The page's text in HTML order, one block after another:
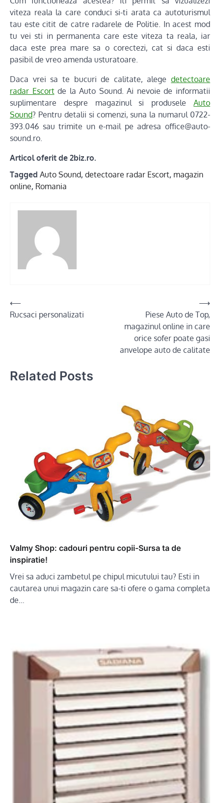
viteza reala la care conduci si-ti arata ca autoturismul
tau este citit de catre radarele de Politie. In acest mod
tu vei sti in permanenta care este viteza ta reala, iar
daca este prea mare sa o corectezi, cat si daca esti
pasibil de vreo amenda usturatoare.
Daca vrei sa te bucuri de calitate, alege detectoare
radar Escortde la Auto Sound. Ai nevoie de informatii
suplimentare despre magazinul si produsele Auto
Sound? Pentru detalii si comenzi, suna la numarul 0722-
393.046 sau trimite un e-mail pe adresa office@auto-
sound.ro.
Articol oferit de 2biz.ro.
Tagged Auto Sound, detectoare radar Escort, magazin
online, Romania
Post
navigation
⟵
Rucsaci personalizati
Piese Auto de Top,
magazinul online in care
orice sofer poate gasi
anvelope auto de calitate
⟶
Related Posts
Valmy Shop: cadouri pentru copii-Sursa ta de
inspiratie!
Vrei sa aduci zambetul pe chipul micutului tau? Esti in
cautarea unui magazin care sa-ti ofere o gama completa
de…